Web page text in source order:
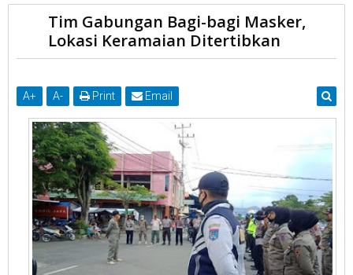
News
Payakumbuh
Sumbar
Tim Gabungan Bagi-bagi Masker, Lokasi Keramaian Ditertibkan
Tim Gabungan Bagi-bagi Masker,
Lokasi Keramaian Ditertibkan
A+ A- Print Email